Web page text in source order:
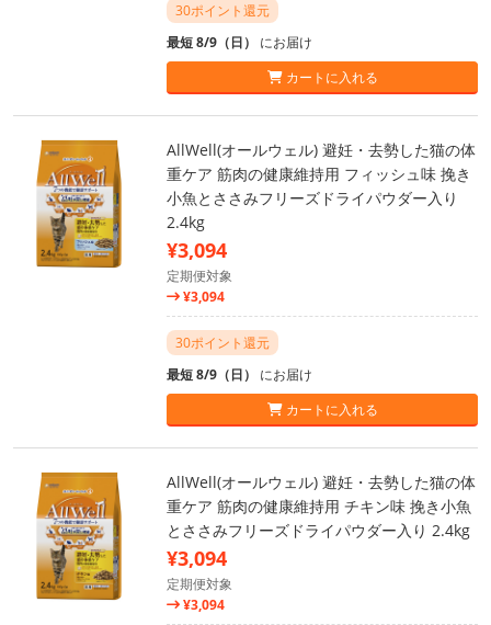
30ポイント還元
最短 8/9（日） にお届け
カートに入れる
AllWell(オールウェル) 避妊・去勢した猫の体
重ケア 筋肉の健康維持用 フィッシュ味 挽き
小魚とささみフリーズドライパウダー入り
2.4kg
¥3,094
定期便対象
¥3,094
30ポイント還元
最短 8/9（日） にお届け
カートに入れる
AllWell(オールウェル) 避妊・去勢した猫の体
重ケア 筋肉の健康維持用 チキン味 挽き小魚
とささみフリーズドライパウダー入り 2.4kg
¥3,094
定期便対象
¥3,094